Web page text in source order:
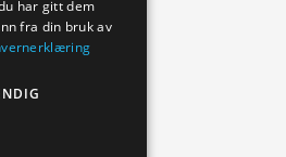
har gitt dem
fra din bruk av